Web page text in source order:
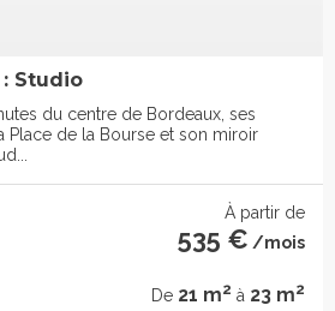
Studio
du centre de Bordeaux, ses
Place de la Bourse et son miroir
À partir de
535 € /mois
De 21 m2 à 23 m2